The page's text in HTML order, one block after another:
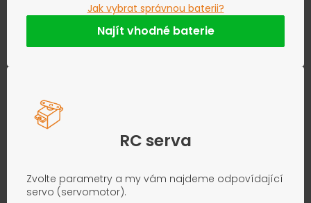
Jak vybrat správnou baterii?
Najít vhodné baterie
RC serva
Zvolte parametry a my vám najdeme odpovídající
servo (servomotor).